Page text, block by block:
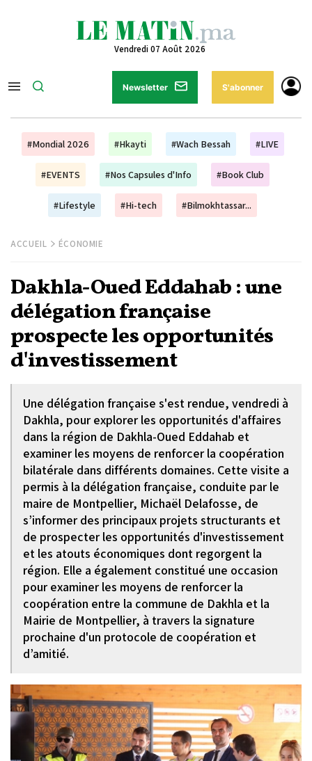
Vendredi 07 Août 2026
Newsletter S'abonner
#Mondial 2026 #Hkayti #Wach Bessah #LIVE
#EVENTS #Nos Capsules d'Info #Book Club
#Lifestyle #Hi-tech #Bilmokhtassar...
ACCUEIL ÉCONOMIE
Dakhla-Oued Eddahab : une
délégation française
prospecte les opportunités
d'investissement
Une délégation française s'est rendue, vendredi à
Dakhla, pour explorer les opportunités d'affaires
dans la région de Dakhla-Oued Eddahab et
examiner les moyens de renforcer la coopération
bilatérale dans différents domaines. Cette visite a
permis à la délégation française, conduite par le
maire de Montpellier, Michaël Delafosse, de
s’informer des principaux projets structurants et
de prospecter les opportunités d'investissement
et les atouts économiques dont regorgent la
région. Elle a également constitué une occasion
pour examiner les moyens de renforcer la
coopération entre la commune de Dakhla et la
Mairie de Montpellier, à travers la signature
prochaine d'un protocole de coopération et
d’amitié.